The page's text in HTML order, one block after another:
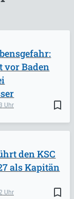
bookmark_border
vor Baden
bookmark_border
den KSC
als Kapitän